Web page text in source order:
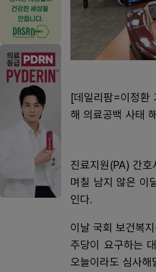
[데일리팜=이정환
해 의료공백 사태
진료지원(PA) 간
며칠 남지 않은 이
인다.
이날 국회 보건복
주당이 요구하는
오늘이라도 심사해